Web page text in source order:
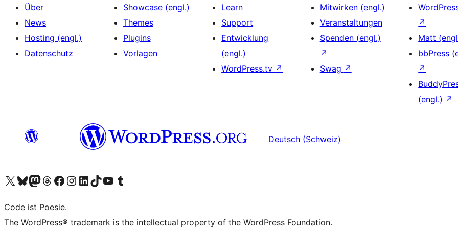
Über
News
Hosting (engl.)
Datenschutz
Showcase (engl.)
Themes
Plugins
Vorlagen
Learn
Support
Entwicklung
(engl.)
WordPress.tv ↗
Mitwirken (engl.)
Veranstaltungen
Spenden (engl.)
↗
Swag ↗
↗
Matt
bbPress
↗
(engl.) ↗
Deutsch (Schweiz)
Das X-Konto (früher Twitter) von WordPress.org besuchen
Das Bluesky-Konto von WordPress.org besuchen
Das Mastodon-Konto von WordPress.org besuchen
Das Threads-Konto von WordPress.org besuchen
Die Facebook-Seite von WordPress.org besuchen
Das Instagram-Konto von WordPress.org besuchen
Das LinkedIn-Konto von WordPress.org besuchen
Das TikTok-Konto von WordPress.org besuchen
Den YouTube-Kanal von WordPress.org besuchen
Das Tumblr-Konto von WordPress.org besuchen
Code ist Poesie.
The WordPress® trademark is the intellectual property of the WordPress Foundation.